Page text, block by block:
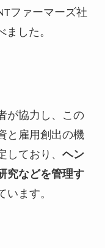
ファーマーズ社
した。
が協力し、この
と雇用創出の機
ており、 ヘン
究などを管理す
います。